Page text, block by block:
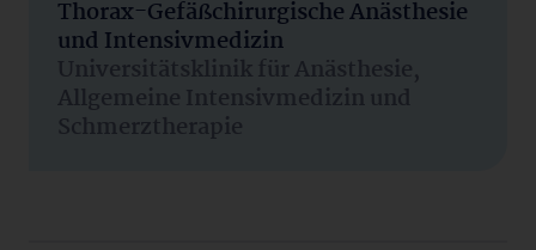
Thorax-Gefäßchirurgische Anästhesie
und Intensivmedizin
Universitätsklinik für Anästhesie,
Allgemeine Intensivmedizin und
Schmerztherapie